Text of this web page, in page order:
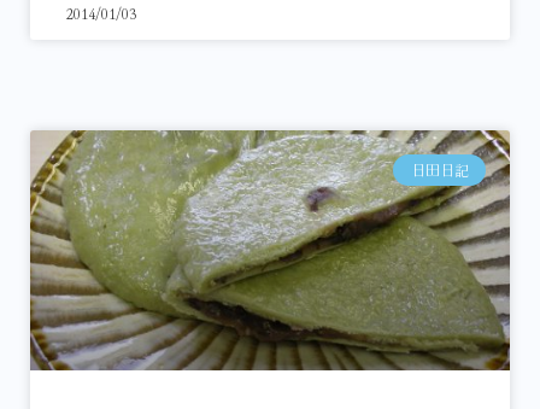
2014/01/03
日田日記